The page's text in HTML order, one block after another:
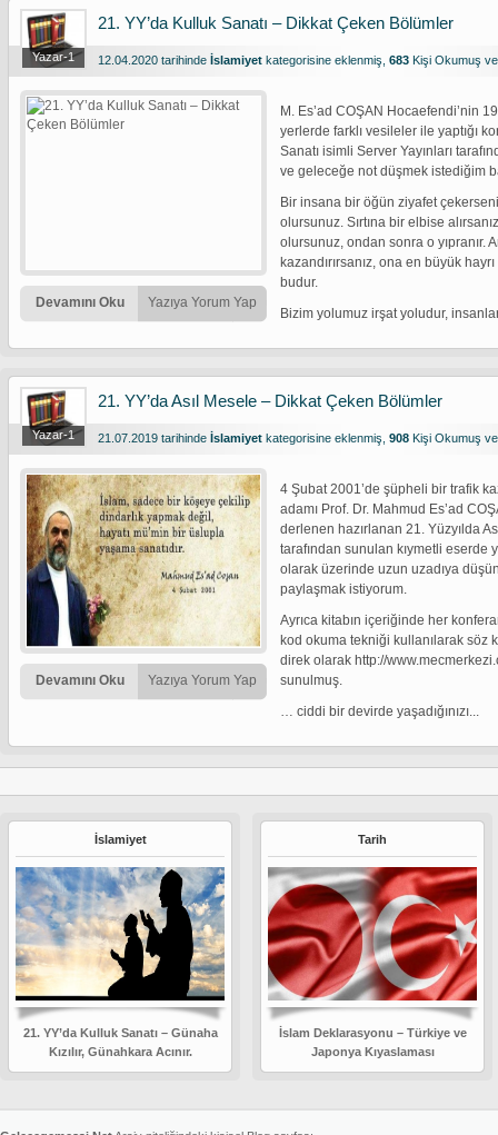
Yazar-1
21. YY’da Kulluk Sanatı – Dikkat Çeken Bölümler
12.04.2020 tarihinde İslamiyet kategorisine eklenmiş, 683 Kişi Okumuş
Devamını Oku Yazıya Yorum Yap
M. Es’ad COŞAN Hocaefendi’nin
yerlerde farklı vesileler ile yaptığı
Sanatı isimli Server Yayınları
ve geleceğe not düşmek istediğim
Bir insana bir öğün ziyafet
olursunuz. Sırtına bir elbise
olursunuz, ondan sonra o yıpranır.
kazandırırsanız, ona en büyük
budur.
Bizim yolumuz irşat yoludur,
Yazar-1
21. YY’da Asıl Mesele – Dikkat Çeken Bölümler
21.07.2019 tarihinde İslamiyet kategorisine eklenmiş, 908 Kişi Okumuş
Devamını Oku Yazıya Yorum Yap
4 Şubat 2001’de şüpheli bir trafik
adamı Prof. Dr. Mahmud Es’ad
derlenen hazırlanan 21. Yüzyılda
tarafından sunulan kıymetli eserde
olarak üzerinde uzun uzadıya
paylaşmak istiyorum.
Ayrıca kitabın içeriğinde her
kod okuma tekniği kullanılarak söz
direk olarak http://
sunulmuş.
… ciddi bir devirde yaşadığınızı...
İslamiyet
21. YY’da Kulluk Sanatı – Günaha
Kızılır, Günahkara Acınır.
Tarih
İslam Deklarasyonu – Türkiye ve
Japonya Kıyaslaması